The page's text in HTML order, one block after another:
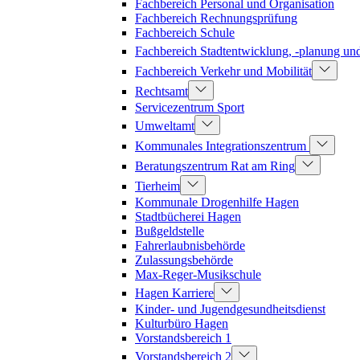
Fachbereich Personal und Organisation
Fachbereich Rechnungsprüfung
Fachbereich Schule
Fachbereich Stadtentwicklung, -planung
Fachbereich Verkehr und Mobilität
Rechtsamt
Servicezentrum Sport
Umweltamt
Kommunales Integrationszentrum
Beratungszentrum Rat am Ring
Tierheim
Kommunale Drogenhilfe Hagen
Stadtbücherei Hagen
Bußgeldstelle
Fahrerlaubnisbehörde
Zulassungsbehörde
Max-Reger-Musikschule
Hagen Karriere
Kinder- und Jugendgesundheitsdienst
Kulturbüro Hagen
Vorstandsbereich 1
Vorstandsbereich 2